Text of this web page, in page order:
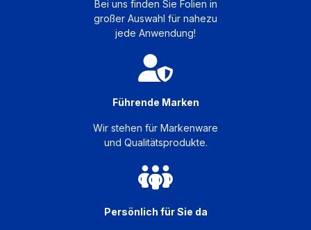
wiederverwerteten Rohstoffen, der PVC-
frei, umweltfreundlich und zukunftsweisend
Bei uns finden Sie Folien in
großer Auswahl für nahezu
jede Anwendung!
Führende Marken
Wir stehen für Markenware
und Qualitätsprodukte.
Persönlich für Sie da